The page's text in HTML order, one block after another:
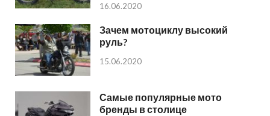
16.06.2020
Зачем мотоциклу высокий
руль?
15.06.2020
Самые популярные мото
бренды в столице